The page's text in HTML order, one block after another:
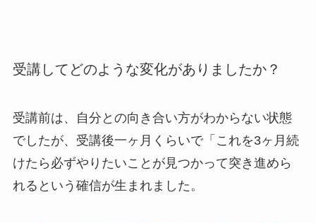
受講してどのような変化がありましたか？
受講前は、自分との向き合い方がわからない状態
でしたが、受講後一ヶ月くらいで「これを3ヶ月続
けたら必ずやりたいことが見つかって突き進めら
れるという確信が生まれました。